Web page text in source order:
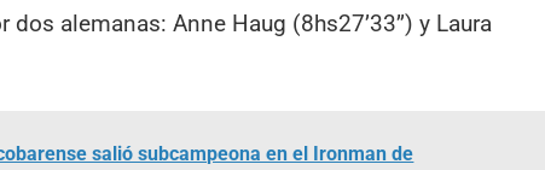
dos alemanas: Anne Haug (8hs27’33’’) y Laura
salió subcampeona en el Ironman de